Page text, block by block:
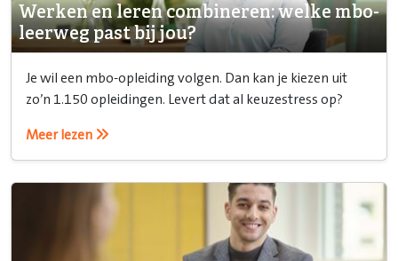
Werken en leren combineren: welke mbo-
leerweg past bij jou?
Je wil een mbo-opleiding volgen. Dan kan je kiezen uit
zo’n 1.150 opleidingen. Levert dat al keuzestress op?
Meer lezen